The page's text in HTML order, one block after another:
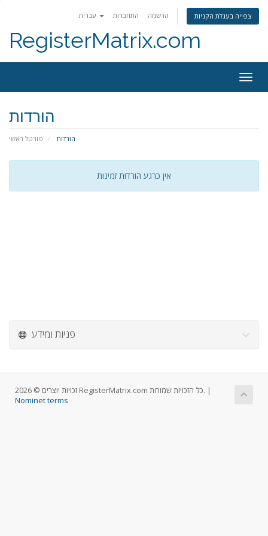
התחברות הרשמה צפייה בעגלת הקניות
RegisterMatrix.com
הורדות
פורטל ראשי הורדות
אין כרגע הורדות זמינות
פניות ומידע
זכויות יוצרים © 2026 RegisterMatrix.com כל הזכויות שמורות. |
Nominet terms